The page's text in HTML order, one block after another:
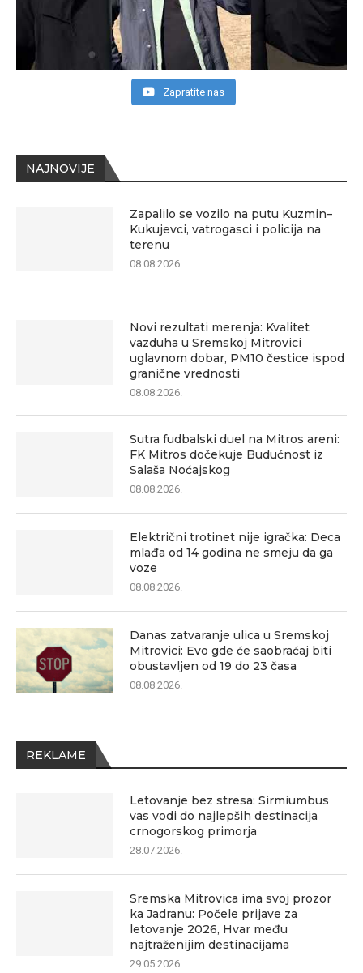
NAJNOVIJE
Zapalilo se vozilo na putu Kuzmin–
Kukujevci, vatrogasci i policija na
terenu
08.08.2026.
Novi rezultati merenja: Kvalitet
vazduha u Sremskoj Mitrovici
uglavnom dobar, PM10 čestice ispod
granične vrednosti
08.08.2026.
Sutra fudbalski duel na Mitros areni:
FK Mitros dočekuje Budućnost iz
Salaša Noćajskog
08.08.2026.
Električni trotinet nije igračka: Deca
mlađa od 14 godina ne smeju da ga
voze
08.08.2026.
Danas zatvaranje ulica u Sremskoj
Mitrovici: Evo gde će saobraćaj biti
obustavljen od 19 do 23 časa
08.08.2026.
REKLAME
Letovanje bez stresa: Sirmiumbus
vas vodi do najlepših destinacija
crnogorskog primorja
28.07.2026.
Sremska Mitrovica ima svoj prozor
ka Jadranu: Počele prijave za
letovanje 2026, Hvar među
najtraženijim destinacijama
29.05.2026.
Zapratite nas